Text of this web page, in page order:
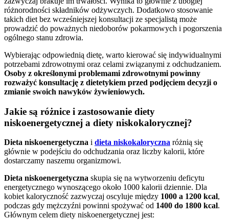
różnorodności składników odżywczych. Dodatkowo stosowanie
takich diet bez wcześniejszej konsultacji ze specjalistą może
prowadzić do poważnych niedoborów pokarmowych i pogorszenia
ogólnego stanu zdrowia.
Wybierając odpowiednią dietę, warto kierować się indywidualnymi
potrzebami zdrowotnymi oraz celami związanymi z odchudzaniem.
Osoby z określonymi problemami zdrowotnymi powinny
rozważyć konsultację z dietetykiem przed podjęciem decyzji o
zmianie swoich nawyków żywieniowych.
Jakie są różnice i zastosowanie diety
niskoenergetycznej a diety niskokalorycznej?
Dieta niskoenergetyczna i dieta niskokaloryczna różnią się
głównie w podejściu do odchudzania oraz liczby kalorii, które
dostarczamy naszemu organizmowi.
Dieta niskoenergetyczna skupia się na wytworzeniu deficytu
energetycznego wynoszącego około 1000 kalorii dziennie. Dla
kobiet kaloryczność zazwyczaj oscyluje między 1000 a 1200 kcal,
podczas gdy mężczyźni powinni spożywać od 1400 do 1800 kcal.
Głównym celem diety niskoenergetycznej jest: